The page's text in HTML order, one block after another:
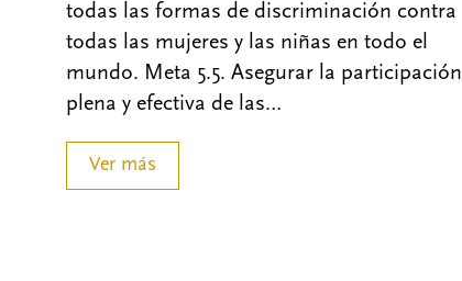
todas las formas de discriminación contra
todas las mujeres y las niñas en todo el
mundo. Meta 5.5. Asegurar la participación
plena y efectiva de las…
Ver más